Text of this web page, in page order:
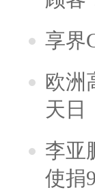
享界
欧洲
天日
李亚
使捐